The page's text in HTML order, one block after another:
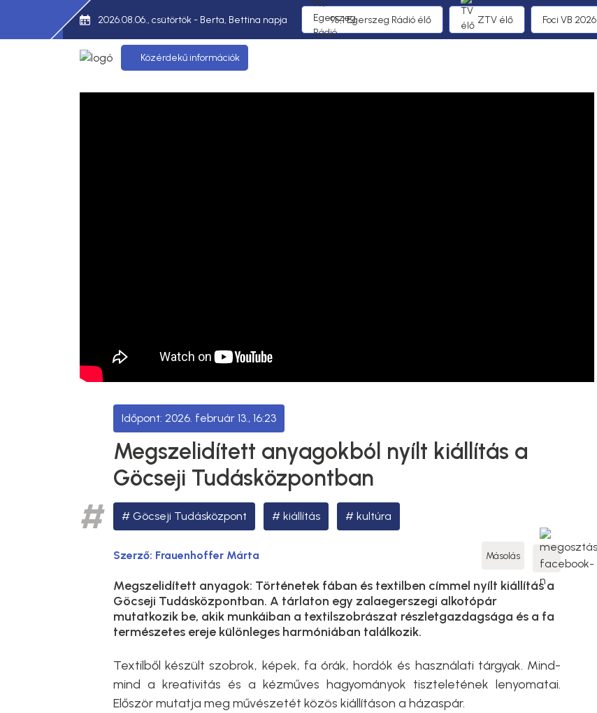
2026.08.06., csütörtök - Berta, Bettina napja 95,1 Egerszeg Rádió élő ZTV élő Foci VB 2026
Közérdekű információk
2026. február 13., 16:23
Megszelidített anyagokból nyílt kiállítás a
Göcseji Tudásközpontban
Göcseji Tudásközpont kiállítás kultúra
Szerző: Frauenhoffer Márta Másolás
Megszelidített anyagok: Történetek fában és textilben címmel nyílt kiállítás a
Göcseji Tudásközpontban. A tárlaton egy zalaegerszegi alkotópár
mutatkozik be, akik munkáiban a textilszobrászat részletgazdagsága és a fa
természetes ereje különleges harmóniában találkozik.
Textilből készült szobrok, képek, fa órák, hordók és használati tárgyak. Mind-
mind a kreativitás és a kézműves hagyományok tiszteletének lenyomatai.
Először mutatja meg művészetét közös kiállításon a házaspár.